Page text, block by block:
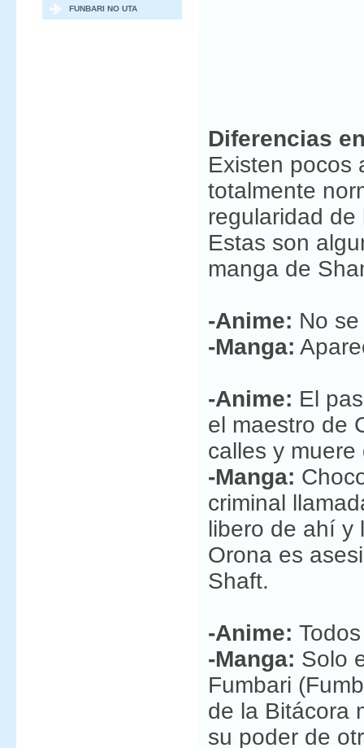
ESPECIALES / OVAS
FUNBARI NO UTA
Diferencias
Existen pocos
totalmente
regularidad
Estas son
manga de
-Anime: No
-Manga:
-Anime: El
el maestro de
calles y
-Manga:
criminal
libero de ahí y
Orona es
Shaft.
-Anime:
-Manga: Solo
Fumbari
de la Bitácora
su poder de